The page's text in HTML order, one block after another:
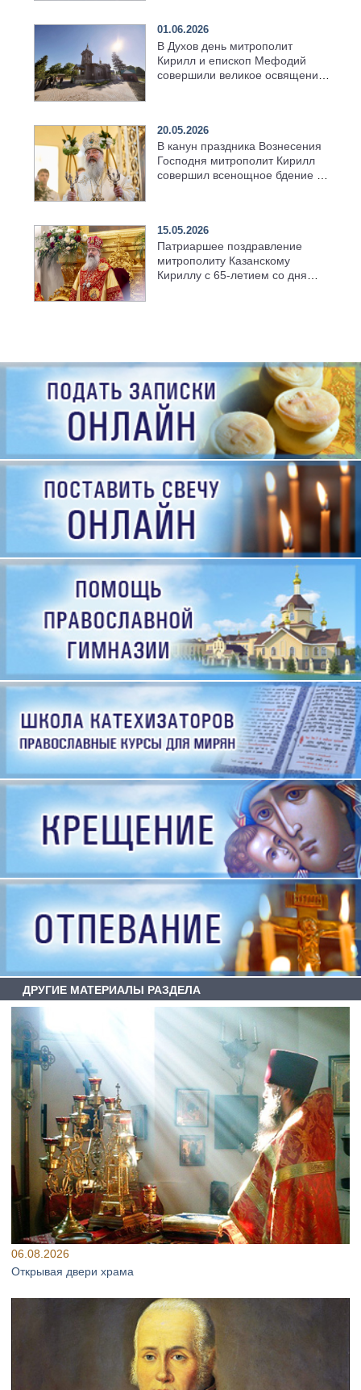
01.06.2026
В Духов день митрополит
Кирилл и епископ Мефодий
совершили великое освящение
20.05.2026
В канун праздника Вознесения
Господня митрополит Кирилл
совершил всенощное бдение в
15.05.2026
Патриаршее поздравление
митрополиту Казанскому
Кириллу с 65-летием со дня
ДРУГИЕ МАТЕРИАЛЫ РАЗДЕЛА
06.08.2026
Открывая двери храма